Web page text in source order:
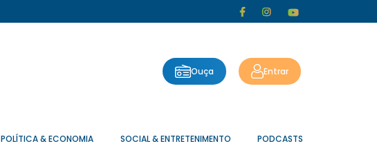
Ouça Entrar
POLÍTICA & ECONOMIA SOCIAL & ENTRETENIMENTO PODCASTS